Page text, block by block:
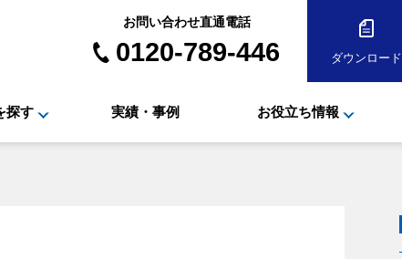
お問い合わせ直通電話
0120-789-446 ダウンロード
探す 実績・事例 お役立ち情報